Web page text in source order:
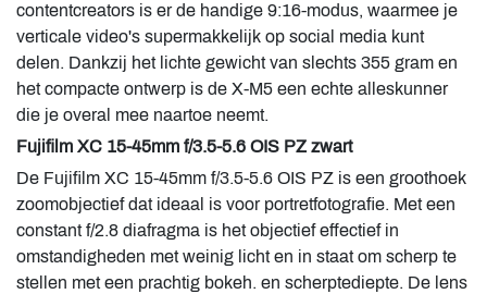
contentcreators is er de handige 9:16-modus, waarmee je
verticale video's supermakkelijk op social media kunt
delen. Dankzij het lichte gewicht van slechts 355 gram en
het compacte ontwerp is de X-M5 een echte alleskunner
die je overal mee naartoe neemt.
Fujifilm XC 15-45mm f/3.5-5.6 OIS PZ zwart
De Fujifilm XC 15-45mm f/3.5-5.6 OIS PZ is een groothoek
zoomobjectief dat ideaal is voor portretfotografie. Met een
constant f/2.8 diafragma is het objectief effectief in
omstandigheden met weinig licht en in staat om scherp te
stellen met een prachtig bokeh. en scherptediepte. De lens